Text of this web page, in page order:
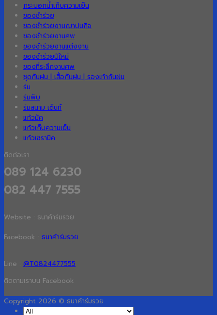
กระบอกน้ำเก็บความเย็น
ของชำร่วย
ของชำร่วยงานฌาปนกิจ
ของชำร่วยงานศพ
ของชำร่วยงานแต่งงาน
ของชำร่วยปีใหม่
ของที่ระลึกงานศพ
ชุดกันฝน | เสื้อกันฝน | รองเท้ากันฝน
ร่ม
ร่มพับ
ร่มสนาม เต็นท์
แก้วมัค
แก้วเก็บความเย็น
แก้วเซรามิค
ติดต่อเรา
089 124 6230
082 447 7555
Website : ธนาค้าร่มรวย
Facebook : ธนาค้าร่มรวย
Line : @T0824477555
ติดตามเราบน Facebook
Copyright 2026 © ธนาค้าร่มรวย